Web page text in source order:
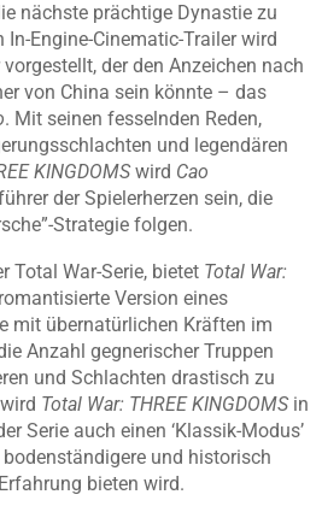
nächste prächtige Dynastie zu
Engine-Cinematic-Trailer wird
der den Anzeichen nach
von China sein könnte – das
. Mit seinen fesselnden Reden,
und legendären
KINGDOMSwird Cao
der Spielerherzen sein, die
Strategie folgen.
Total War-Serie, bietet Total War:
Version eines
mit übernatürlichen Kräften im
Anzahl gegnerischer Truppen
und Schlachten drastisch zu
Total War: THREE KINGDOMSin
Serie auch einen ‘Klassik-Modus’
und historisch
bieten wird.